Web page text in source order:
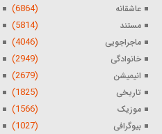
عاشقانه (6864)
مستند (5814)
ماجراجویی (4046)
خانوادگی (2949)
انیمیشن (2679)
تاریخی (1825)
موزیک (1566)
بیوگرافی (1027)